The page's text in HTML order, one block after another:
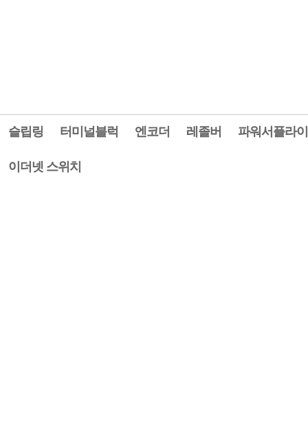
슬립링 터미널블럭 엔코더 레졸버 파워서플라이
이더넷 스위치